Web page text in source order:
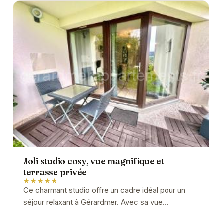
Joli studio cosy, vue magnifique et
terrasse privée
★★★★★
Ce charmant studio offre un cadre idéal pour un
séjour relaxant à Gérardmer. Avec sa vue